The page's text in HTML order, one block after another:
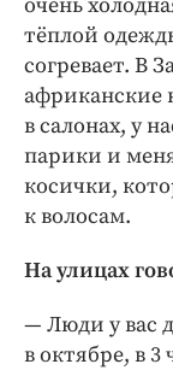
тёплой
согревает. В
африканские
в салонах, у
парики и
косички,
к волосам.
На улицах
— Люди у вас
в октябре, в 3